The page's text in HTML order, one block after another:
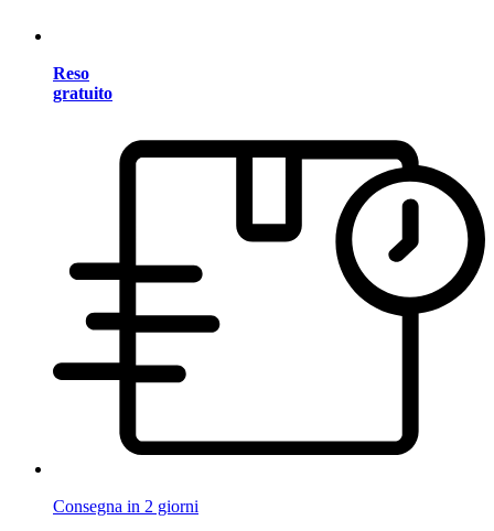
Reso
gratuito
Consegna in 2 giorni